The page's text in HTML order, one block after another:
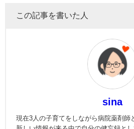
この記事を書いた人
sina
現在3人の子育てをしながら病院薬剤師